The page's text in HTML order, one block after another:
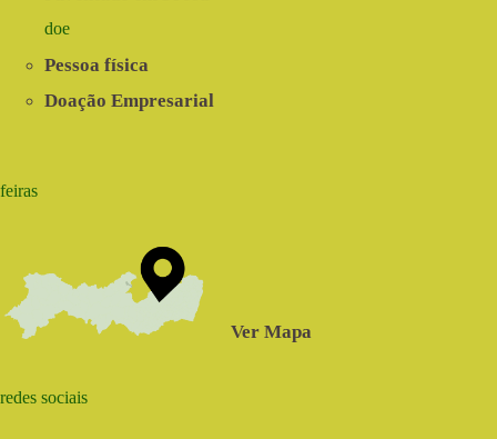
doe
Pessoa física
Doação Empresarial
feiras
Ver Mapa
redes sociais